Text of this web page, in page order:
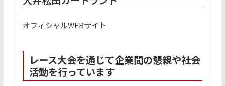
オフィシャルWEBサイト
レース大会を通じて企業間の懇親や社会
活動を行っています